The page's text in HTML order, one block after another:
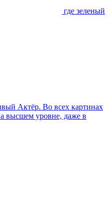
где зеленый
Актёр. Во всех картинах
высшем уровне, даже в